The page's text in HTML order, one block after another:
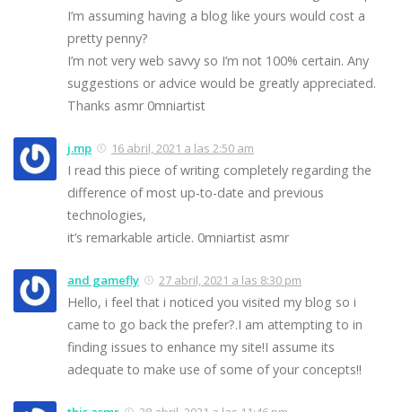
I’m assuming having a blog like yours would cost a
pretty penny?
I’m not very web savvy so I’m not 100% certain. Any
suggestions or advice would be greatly appreciated.
Thanks asmr 0mniartist
j.mp 16 abril, 2021 a las 2:50 am
I read this piece of writing completely regarding the
difference of most up-to-date and previous
technologies,
it’s remarkable article. 0mniartist asmr
and gamefly 27 abril, 2021 a las 8:30 pm
Hello, i feel that i noticed you visited my blog so i
came to go back the prefer?.I am attempting to in
finding issues to enhance my site!I assume its
adequate to make use of some of your concepts!!